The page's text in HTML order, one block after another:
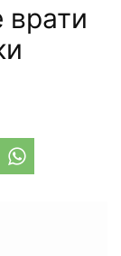
врати